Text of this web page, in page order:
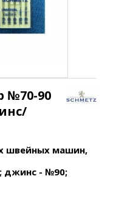
№70-90
швейных машин,
джинс - №90;